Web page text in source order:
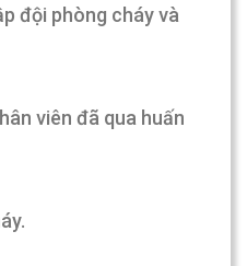
đội phòng cháy và
viên đã qua huấn